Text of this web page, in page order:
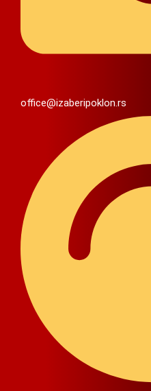
office@izaberipoklon.rs